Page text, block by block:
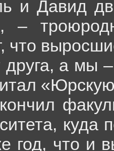
и Давид
–
что
друга, а мы –
куда
год, что и